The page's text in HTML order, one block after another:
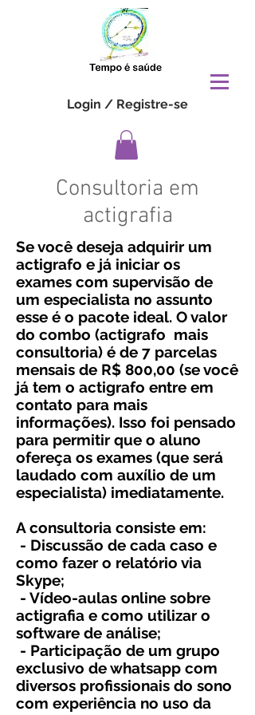
Login / Registre-se
Consultoria em
actigrafia
Se você deseja adquirir um
actigrafo e já iniciar os
exames com supervisão de
um especialista no assunto
esse é o pacote ideal. O valor
do combo (actigrafo mais
consultoria) é de 7 parcelas
mensais de R$ 800,00 (se você
já tem o actigrafo entre em
contato para mais
informações). Isso foi pensado
para permitir que o aluno
ofereça os exames (que será
laudado com auxílio de um
especialista) imediatamente.
A consultoria consiste em:
- Discussão de cada caso e
como fazer o relatório via
Skype;
- Vídeo-aulas online sobre
actigrafia e como utilizar o
software de análise;
- Participação de um grupo
exclusivo de whatsapp com
diversos profissionais do sono
com experiência no uso da